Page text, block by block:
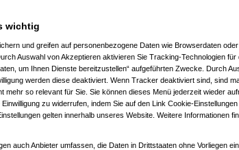
wichtig
und greifen auf personenbezogene Daten wie Browserdaten
Auswahl von Akzeptieren aktivieren Sie Tracking-Technologien für
um Ihnen Dienste bereitzustellen“ aufgeführten Zwecke. Durch
werden diese deaktiviert. Wenn Tracker deaktiviert sind, sind
mehr so relevant für Sie. Sie können dieses Menü jederzeit wieder
zu widerrufen, indem Sie auf den Link Cookie-
gelten innerhalb unseres Website. Weitere Informationen
auch Anbieter umfassen, die Daten in Drittstaaten ohne Vorliegen